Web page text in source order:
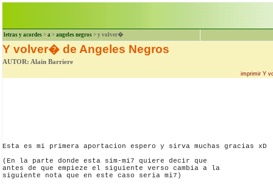
letras y acordes > a > angeles negros > y volver�
Y volver� de Angeles Negros
AUTOR: Alain Barriere
imprimir Y
Esta es mi primera aportacion espero y sirva muchas gracias xD
(En la parte donde esta sim-mi7 quiere decir que
antes de que empieze el siguiente verso cambia a la
siguiente nota que en este caso seria mi7)